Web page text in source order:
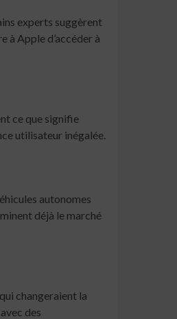
experts suggèrent
Apple d’accéder à
ce que signifie
utilisateur inégalée.
autonomes
déjà le marché
changeraient la
des